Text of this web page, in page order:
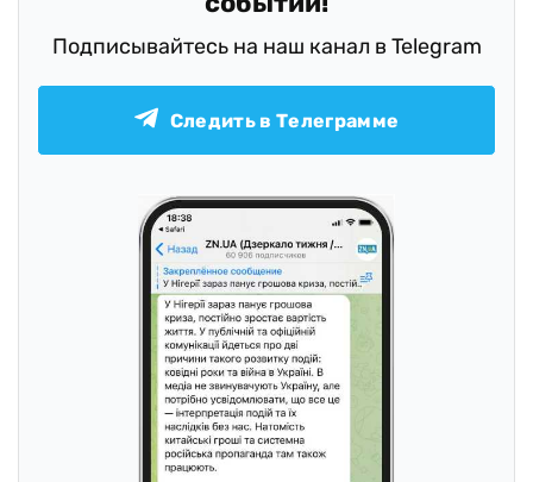
Подписывайтесь на наш канал в Telegram
Следить в Телеграмме